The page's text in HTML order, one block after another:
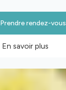
Prendre rendez-vous
En savoir plus